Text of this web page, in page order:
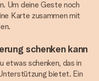
Um deine Geste noch
Karte zusammen mit
schenken kann
etwas schenken, das in
bietet. Ein